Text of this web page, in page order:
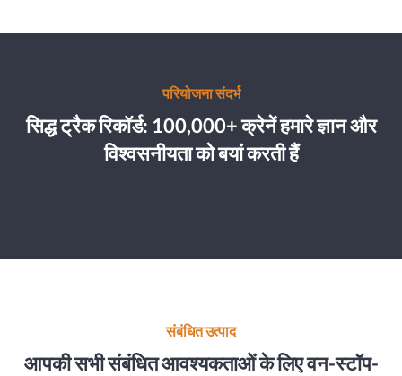
परियोजना संदर्भ
सिद्ध ट्रैक रिकॉर्ड: 100,000+ क्रेनें हमारे ज्ञान और
विश्वसनीयता को बयां करती हैं
संबंधित उत्पाद
आपकी सभी संबंधित आवश्यकताओं के लिए वन-स्टॉप-